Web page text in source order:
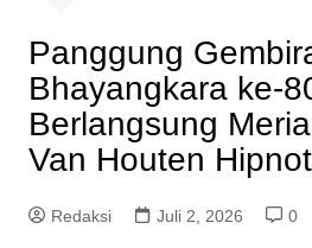
Panggung
Bhayangkara ke-
Berlangsung
Van Houten
Redaksi Juli 2, 2026 0